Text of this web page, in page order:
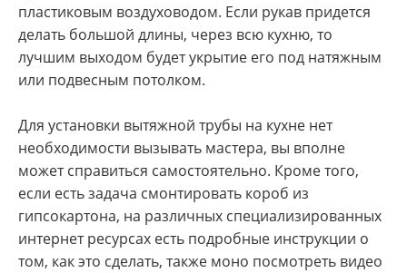
пластиковым воздуховодом. Если рукав придется
делать большой длины, через всю кухню, то
лучшим выходом будет укрытие его под натяжным
или подвесным потолком.
Для установки вытяжной трубы на кухне нет
необходимости вызывать мастера, вы вполне
может справиться самостоятельно. Кроме того,
если есть задача смонтировать короб из
гипсокартона, на различных специализированных
интернет ресурсах есть подробные инструкции о
том, как это сделать, также моно посмотреть видео